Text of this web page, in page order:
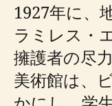
1927年に、
ラミレス・
擁護者の尽
美術館は、